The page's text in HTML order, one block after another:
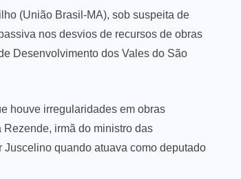
(União Brasil-MA), sob suspeita de
nos desvios de recursos de obras
Desenvolvimento dos Vales do São
houve irregularidades em obras
irmã do ministro das
quando atuava como deputado